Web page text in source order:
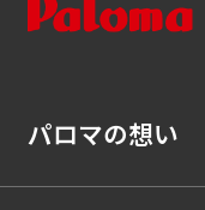
パロマの想い